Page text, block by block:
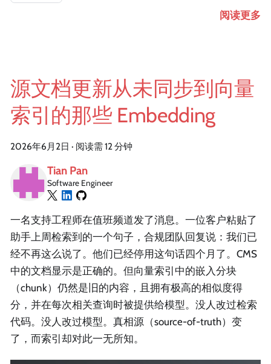
阅读更多
源文档更新从未同步到向量
索引的那些 Embedding
2026年6月2日 · 阅读需 12 分钟
Tian Pan
Software Engineer
一名支持工程师在值班频道发了消息。一位客户粘贴了
助手上周检索到的一个句子，合规团队回复说：我们已
经不再这么说了。他们已经停用这句话四个月了。CMS
中的文档显示是正确的。但向量索引中的嵌入分块
（chunk）仍然是旧的内容，且拥有极高的相似度得
分，并在每次相关查询时被提供给模型。没人改过检索
代码。没人改过模型。真相源（source-of-truth）变
了，而索引却对此一无所知。